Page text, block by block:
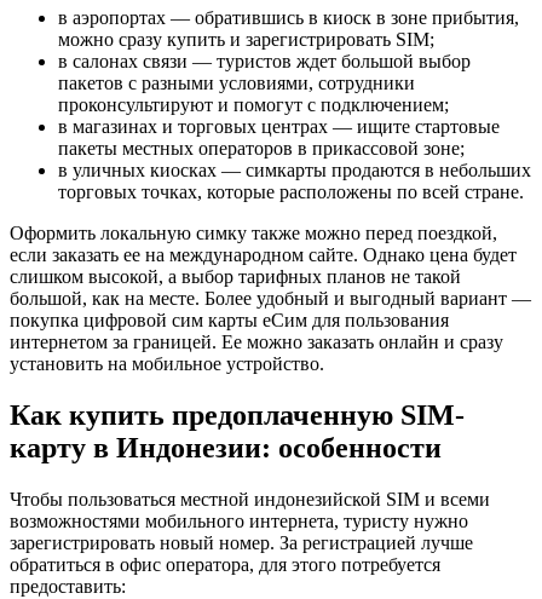
в аэропортах — обратившись в киоск в зоне прибытия,
можно сразу купить и зарегистрировать SIM;
в салонах связи — туристов ждет большой выбор
пакетов с разными условиями, сотрудники
проконсультируют и помогут с подключением;
в магазинах и торговых центрах — ищите стартовые
пакеты местных операторов в прикассовой зоне;
в уличных киосках — симкарты продаются в небольших
торговых точках, которые расположены по всей стране.
Оформить локальную симку также можно перед поездкой,
если заказать ее на международном сайте. Однако цена будет
слишком высокой, а выбор тарифных планов не такой
большой, как на месте. Более удобный и выгодный вариант —
покупка цифровой сим карты еСим для пользования
интернетом за границей. Ее можно заказать онлайн и сразу
установить на мобильное устройство.
Как купить предоплаченную SIM-
карту в Индонезии: особенности
Чтобы пользоваться местной индонезийской SIM и всеми
возможностями мобильного интернета, туристу нужно
зарегистрировать новый номер. За регистрацией лучше
обратиться в офис оператора, для этого потребуется
предоставить: